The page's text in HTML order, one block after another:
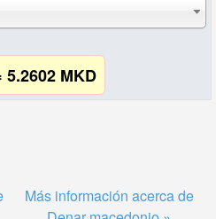
5.2602 MKD
Más información acerca de